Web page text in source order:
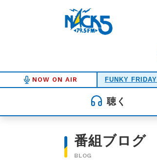
NOW ON AIR FUNKY FRIDAY
聴く
番組ブログ
BLOG